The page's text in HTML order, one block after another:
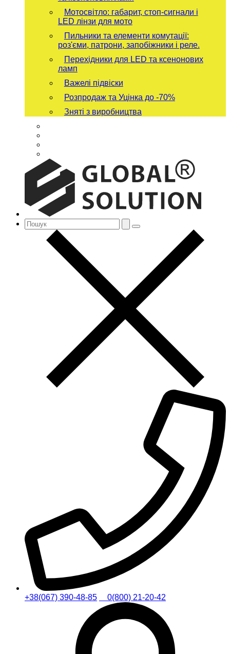
Мотосвітло: габарит, стоп-сигнали і
LED лінзи для мото
Пильники та елементи комутації:
роз'єми, патрони, запобіжники і реле.
Перехідники для LED та ксенонових
ламп
Важелі підвіски
Розпродаж та Уцінка до -70%
Зняті з виробництва
+38(067) 390-48-85 0(800) 21-20-42